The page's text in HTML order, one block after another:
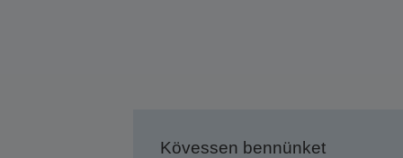
Kövessen bennünket